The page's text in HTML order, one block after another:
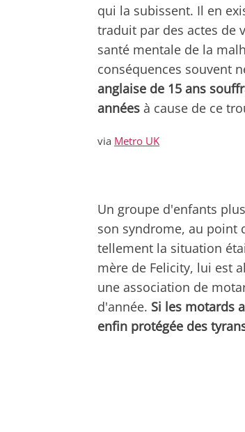
qui la subissent. Il en
traduit par des actes de
santé mentale de la
conséquences souvent
anglaise de 15 ans
années à cause de ce
via Metro UK
Un groupe d'enfants
son syndrome, au point
tellement la situation
mère de Felicity, lui est
une association de
d'année. Si les motards
enfin protégée des